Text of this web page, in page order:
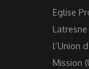
Eglise
l’Union
Mission